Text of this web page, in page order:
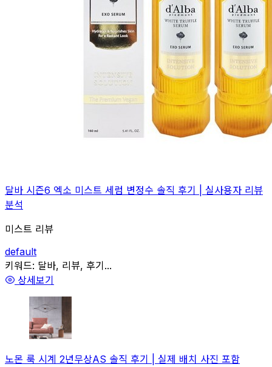
달바 시즌6 엑소 미스트 세럼 변정수 솔직 후기 | 실사용자 리뷰
분석
미스트 리뷰
default
관련
키워드: 달바, 리뷰, 후기...
상세보기
노몬 룩 시계 2년무상AS 솔직 후기 | 실제 배치 사진 포함